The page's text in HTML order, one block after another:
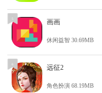
5 画画
休闲益智 30.69MB
6 远征2
角色扮演 68.19MB